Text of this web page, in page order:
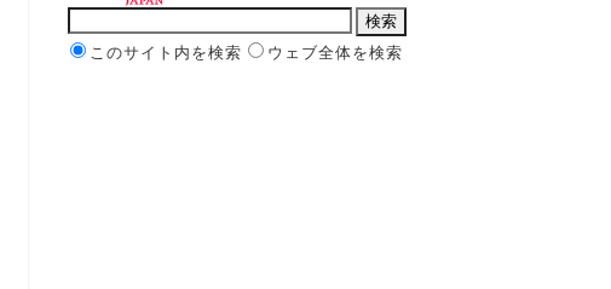
このサイト内を検索 ウェブ全体を検索